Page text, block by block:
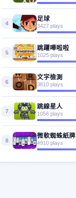
4
足球
3427 plays
5
跳躍嘩啦啦
1025 plays
6
文字檢測
3810 plays
7
跳線星人
1056 plays
8
微軟蜘蛛紙牌
4910 plays